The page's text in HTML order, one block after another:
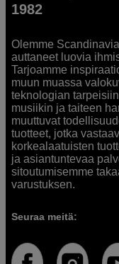
1982
Olemme
auttaneet luovia
Tarjoamme
muun muassa
teknologian
musiikin ja taiteen
muuttuvat
tuotteet, jotka
korkealaatuisten
ja asiantuntevaa
sitoutumisemme
varustuksen.
Seuraa meitä: